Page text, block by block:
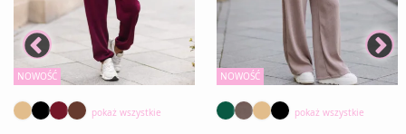
NOWOŚĆ
pokaż wszystkie
NOWOŚĆ
pokaż wszystkie